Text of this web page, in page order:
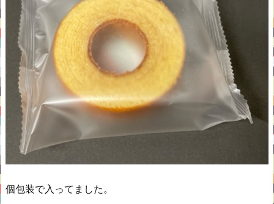
個包装で入ってました。